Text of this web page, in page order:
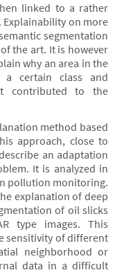
linked to a rather
on more
segmentation
the art. It is however
why an area in the
a certain class and
contributed to the
method based
approach, close to
an adaptation
It is analyzed in
pollution monitoring.
explanation of deep
of oil slicks
type images. This
sensitivity of different
neighborhood or
data in a difficult